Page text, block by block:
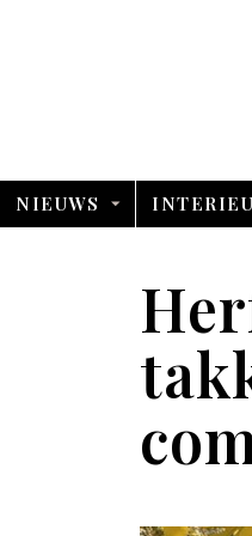
NIEUWS